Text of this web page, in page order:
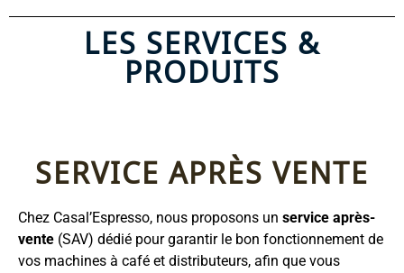
LES SERVICES &
PRODUITS
SERVICE APRÈS VENTE
Chez Casal’Espresso, nous proposons un service après-
vente (SAV) dédié pour garantir le bon fonctionnement de
vos machines à café et distributeurs, afin que vous